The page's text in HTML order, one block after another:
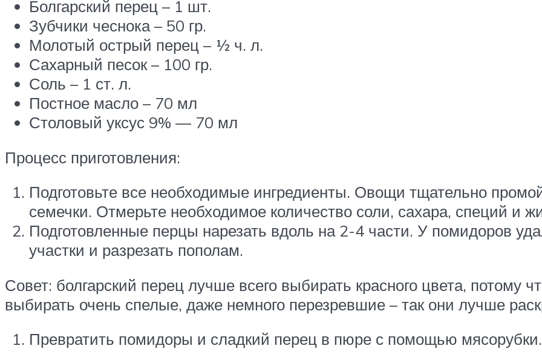
Болгарский перец – 1 шт.
Зубчики чеснока – 50 гр.
Молотый острый перец – ½ ч. л.
Сахарный песок – 100 гр.
Соль – 1 ст. л.
Постное масло – 70 мл
Столовый уксус 9% — 70 мл
Процесс приготовления:
Подготовьте все необходимые ингредиенты. Овощи тщательно
семечки. Отмерьте необходимое количество соли, сахара, специй и
Подготовленные перцы нарезать вдоль на 2-4 части. У помидоров
участки и разрезать пополам.
Совет: болгарский перец лучше всего выбирать красного цвета,
выбирать очень спелые, даже немного перезревшие – так они лучше
Превратить помидоры и сладкий перец в пюре с помощью мясорубки.